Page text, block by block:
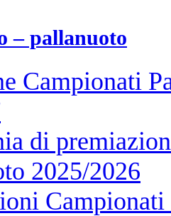
– pallanuoto
Campionati
di
2025/2026